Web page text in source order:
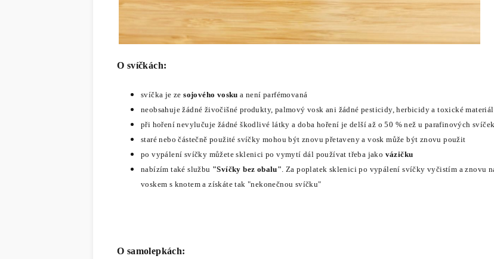
O svíčkách:
svíčka je zesojového vosku a není parfémovaná
neobsahuje žádné živočišné produkty, palmový vosk ani žádné pesticidy, herbicidy a toxické
při hoření nevylučuje žádné škodlivé látky a doba hoření je delší až o 50 % než u parafinových
staré nebo částečně použité svíčky mohou být znovu přetaveny a vosk může být znovu použit
po vypálení svíčky můžete sklenici po vymytí dál používat třeba jako vázičku
nabízím také službu "Svíčky bez obalu" . Za poplatek sklenici po vypálení svíčky vyčistím a znovu
voskem s knotem a získáte tak "nekonečnou svíčku"
O samolepkách: